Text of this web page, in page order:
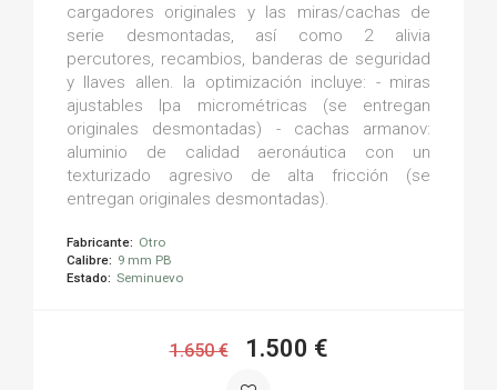
cargadores originales y las miras/cachas de
serie desmontadas, así como 2 alivia
percutores, recambios, banderas de seguridad
y llaves allen. la optimización incluye: - miras
ajustables lpa micrométricas (se entregan
originales desmontadas) - cachas armanov:
aluminio de calidad aeronáutica con un
texturizado agresivo de alta fricción (se
entregan originales desmontadas).
Fabricante: Otro
Calibre: 9 mm PB
Estado: Seminuevo
1.650 € 1.500 €